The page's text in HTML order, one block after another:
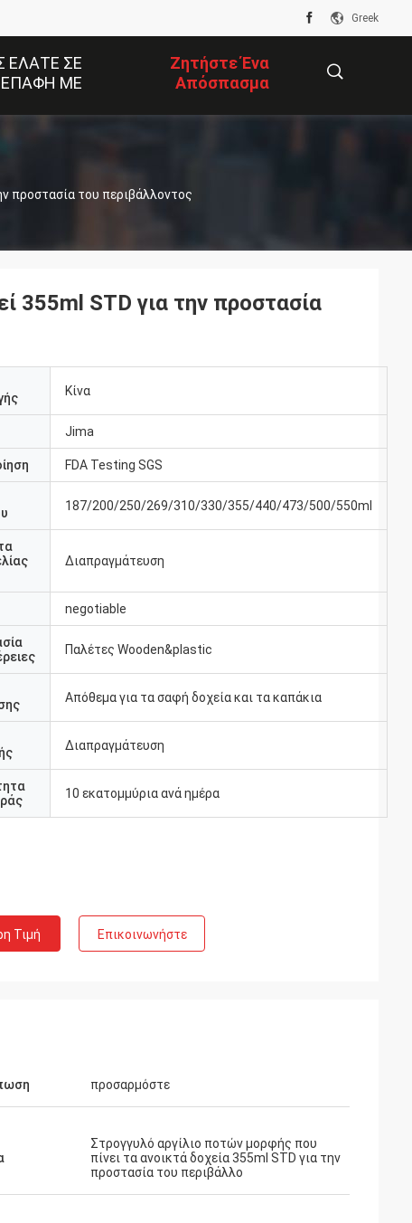
Greek
ΕΛΆΤΕ ΣΕ
ΕΠΑΦΉ ΜΕ
Ζητήστε Ένα
Απόσπασμα
προστασία του περιβάλλοντος
355ml STD για την προστασία
Κίνα
Jima
FDA Testing SGS
187/200/250/269/310/330/355/440/473/500/550ml
Διαπραγμάτευση
negotiable
Παλέτες Wooden&plastic
Απόθεμα για τα σαφή δοχεία και τα καπάκια
Διαπραγμάτευση
10 εκατομμύρια ανά ημέρα
Τιμή Επικοινωνήστε
προσαρμόστε
Στρογγυλό αργίλιο ποτών μορφής που
πίνει τα ανοικτά δοχεία 355ml STD για την
προστασία του περιβάλλο